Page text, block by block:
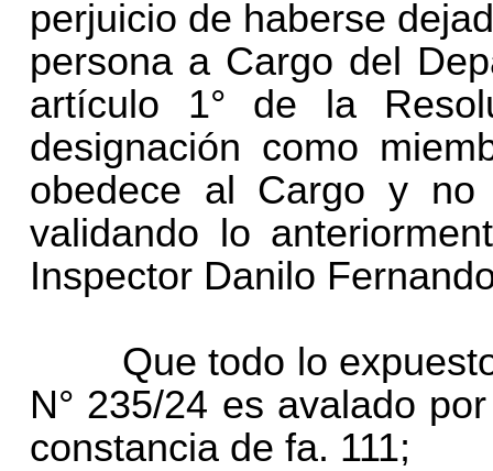
perjuicio de haberse
persona a Cargo del
artículo 1° de la
designación como
obedece al Cargo y
validando lo
Inspector Danilo
Que todo lo expuesto
N° 235/24 es avalado
constancia de fa. 111;